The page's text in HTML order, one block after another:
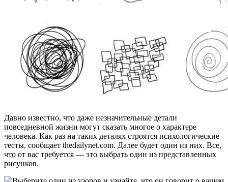
Давно известно, что даже незначительные детали
повседневной жизни могут сказать многое о характере
человека. Как раз на таких деталях строятся психологические
тесты, сообщает thedailynet.com. Далее будет один из них. Все,
что от вас требуется — это выбрать один из представленных
рисунков.